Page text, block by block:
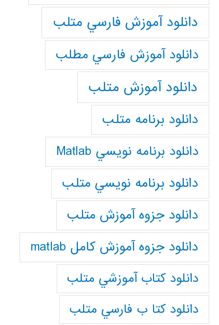
دانلود آموزش فارسي متلب
دانلود آموزش فارسي مطلب
دانلود آموزش متلب
دانلود برنامه متلب
دانلود برنامه نويسي Matlab
دانلود برنامه نويسي متلب
دانلود جزوه آموزش متلب
دانلود جزوه آموزش کامل matlab
دانلود كتاب آموزشي متلب
دانلود كتا ب فارسي متلب